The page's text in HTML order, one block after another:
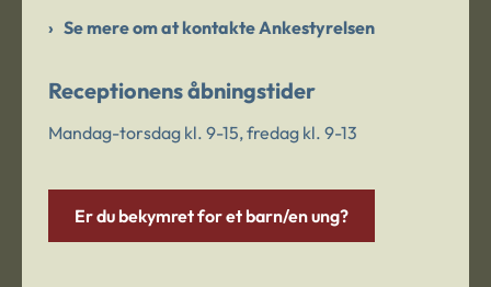
Se mere om at kontakte Ankestyrelsen
Receptionens åbningstider
Mandag-torsdag kl. 9-15, fredag kl. 9-13
Er du bekymret for et barn/en ung?